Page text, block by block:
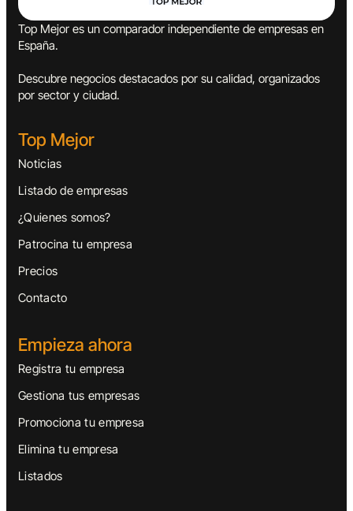
Top Mejor es un comparador independiente de empresas en
España.
Descubre negocios destacados por su calidad, organizados
por sector y ciudad.
Top Mejor
Noticias
Listado de empresas
¿Quienes somos?
Patrocina tu empresa
Precios
Contacto
Empieza ahora
Registra tu empresa
Gestiona tus empresas
Promociona tu empresa
Elimina tu empresa
Listados